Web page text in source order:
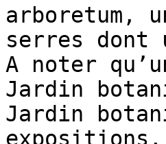
arboretum,
serres dont
A noter
Jardin
Jardin
expositions,